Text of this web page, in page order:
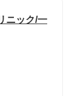
ニック/一